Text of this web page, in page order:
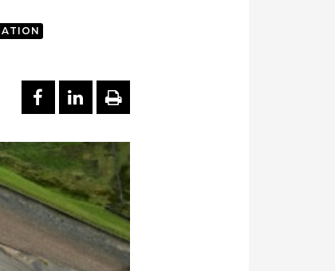
PARTAGER SUR FACEBOOK
PARTAGER SUR
IMPRIMER